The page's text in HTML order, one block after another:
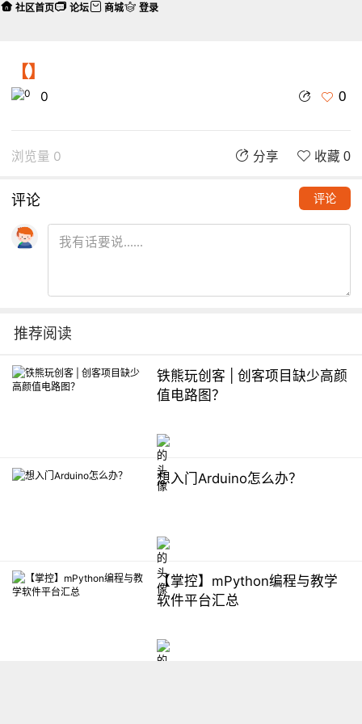
【】
0 0
浏览量 0 分享 收藏 0
评论 评论
推荐阅读
铁熊玩创客 | 创客项目缺少高颜
值电路图？
想入门Arduino怎么办？
【掌控】mPython编程与教学
软件平台汇总
社区首页 论坛 商城 登录